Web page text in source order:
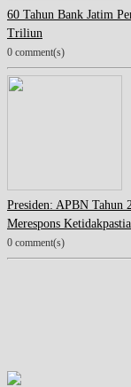
60 Tahun Bank Jatim
Triliun
0 comment(s)
Presiden: APBN Tahun
Merespons
0 comment(s)